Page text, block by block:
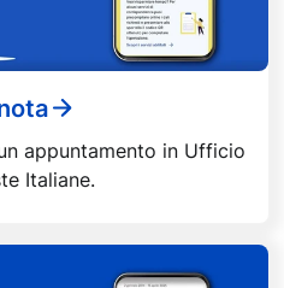
appuntamento in Ufficio
Italiane.